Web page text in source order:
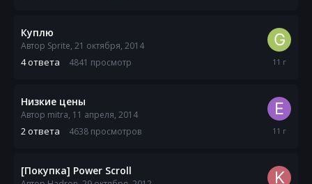
Куплю
Автор Sprite, 21 октября, 2014
4ответа 4841 просмотр
25
Низкие цены
Автор mitra, 11 апреля, 2014
2ответа 4638 просмотров
[Покупка] Power Scroll